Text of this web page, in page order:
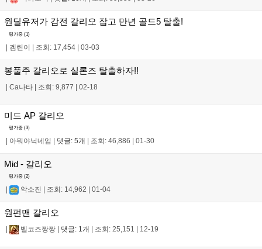
원딜유저가 감전 갈리오 잡고 만년 골드5 탈출!
평가중 (1)
| 겜린이 | 조회: 17,454 | 03-03
봉풀주 갈리오로 실론즈 탈출하자!!
| Ca나타 | 조회: 9,877 | 02-18
미드 AP 갈리오
평가중 (3)
아뭐야닉네임 댓글: 5개 조회: 46,886 01-30
Mid - 갈리오
평가중 (2)
악소진 조회: 14,962 01-04
원펀맨 갈리오
벨코즈짱짱 댓글: 1개 조회: 25,151 12-19